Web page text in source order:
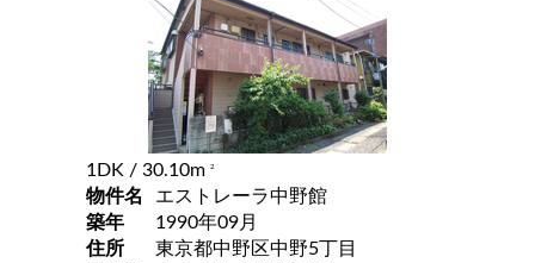
1DK / 30.10m 2
物件名
エストレーラ中野館
築年
1990年09月
住所
東京都中野区中野5丁目